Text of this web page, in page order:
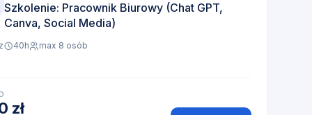
Szkolenie: Pracownik Biurowy (Chat GPT,
Canva, Social Media)
40h max 8 osób
zł